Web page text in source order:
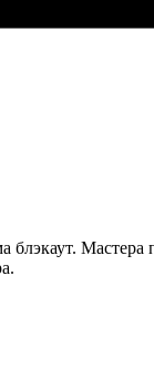
блэкаут.